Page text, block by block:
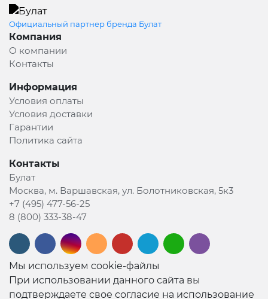
Официальный партнер бренда Булат
Компания
О компании
Контакты
Информация
Условия оплаты
Условия доставки
Гарантии
Политика сайта
Контакты
Булат
Москва, м. Варшавская, ул. Болотниковская, 5к3
+7 (495) 477-56-25
8 (800) 333-38-47
Мы используем cookie-файлы
При использовании данного сайта вы
подтверждаете свое согласие на использование